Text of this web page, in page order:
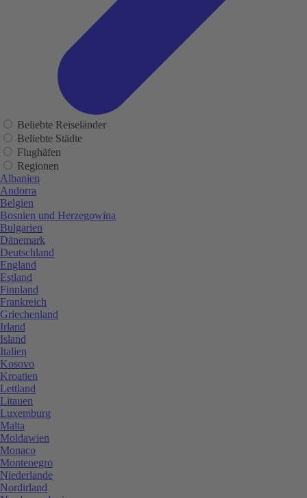
Beliebte Reiseländer
Beliebte Städte
Flughäfen
Regionen
Albanien
Andorra
Belgien
Bosnien und Herzegowina
Bulgarien
Dänemark
Deutschland
England
Estland
Finnland
Frankreich
Griechenland
Irland
Island
Italien
Kosovo
Kroatien
Lettland
Litauen
Luxemburg
Malta
Moldawien
Monaco
Montenegro
Niederlande
Nordirland